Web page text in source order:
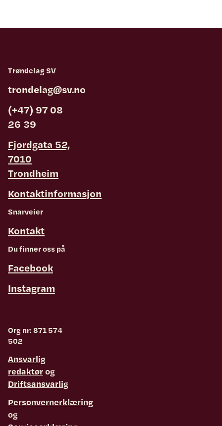
Trøndelag SV
trondelag@sv.no
(+47) 97 08
26 39
Fjordgata 52,
7010
Trondheim
Kontaktinformasjon
Snarveier
Kontakt
Du finner oss på
Facebook
Instagram
Org nr: 871 574
502
Ansvarlig
redaktørog
Driftsansvarlig
Personvernerklæring
og